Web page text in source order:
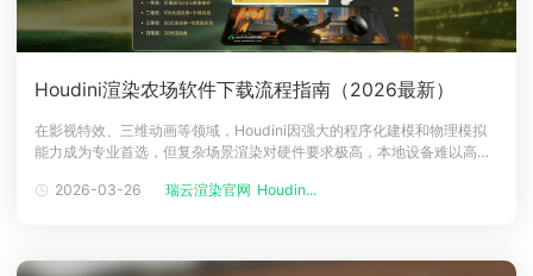
资讯&赛事
渲染百科
渲染大赛
泛CG交流会
渲染百科
渲染大赛
泛CG交流会
渲染百科
渲染大赛
泛CG交流会
渲染百科
渲染大赛
泛CG交流会
渲染百科
渲染大赛
泛CG交流会
渲染百科
渲染大赛
泛CG交流会
特惠专区
教育优惠
教育优惠
教育优惠
教育优惠
教育优惠
教育优惠
关于我们
下载
Houdini渲染农场软件下载流程指南（2026最新）
在影视特效、三维动画等领域，Houdini因强大的程序化建模和物理模拟
能力成为专业首选，但复杂场景渲染对硬件要求极高，本地设备难以高效
支持Houdini云渲染，无需搭建本地集群，简单几步即可借助云端算力完
2026-03-26 瑞云渲染官网 Houdin...